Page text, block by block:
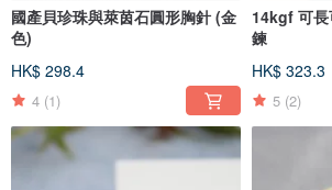
國產貝珍珠與萊茵石圓形胸針 (金
色)
HK$ 298.4
4 (1)
14kgf 可長
鍊
HK$ 323.3
5 (2)